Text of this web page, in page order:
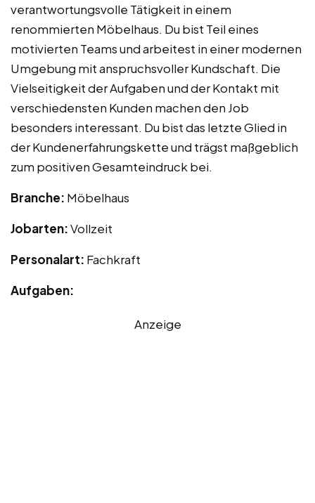
verantwortungsvolle Tätigkeit in einem
renommierten Möbelhaus. Du bist Teil eines
motivierten Teams und arbeitest in einer modernen
Umgebung mit anspruchsvoller Kundschaft. Die
Vielseitigkeit der Aufgaben und der Kontakt mit
verschiedensten Kunden machen den Job
besonders interessant. Du bist das letzte Glied in
der Kundenerfahrungskette und trägst maßgeblich
zum positiven Gesamteindruck bei.
Branche: Möbelhaus
Jobarten:Vollzeit
Personalart: Fachkraft
Aufgaben:
Anzeige